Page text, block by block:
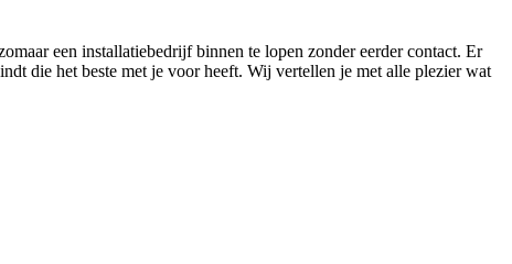
een installatiebedrijf binnen te lopen zonder eerder contact. Er
die het beste met je voor heeft. Wij vertellen je met alle plezier wat